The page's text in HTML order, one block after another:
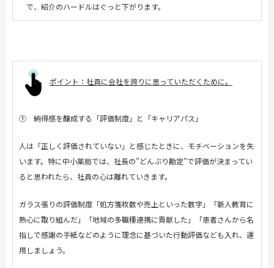
で、紹介のハードルはぐっと下がります。
ポイント：社員に会社を誇りに思っていただくために。
① 納得感を醸成する「評価制度」と「キャリアパス」
人は「正しく評価されていない」と感じたときに、モチベーションを失
います。特に中小薬局では、社長の”どんぶり勘定”で評価が決まってい
ると思われたら、社員の心は離れていきます。
ガラス張りの評価制度「処方箋枚数や売上といった数字」「新人教育に
熱心に取り組んだ」「地域の多職種連携に貢献した」「患者さんから名
指しで感謝の手紙などのように理念に基づいた行動評価なども入れ、運
用しましょう。